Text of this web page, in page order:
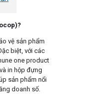
vệ sản phẩm
biệt, với các
one product
in hộp đựng
sản phẩm nổi
doanh số.